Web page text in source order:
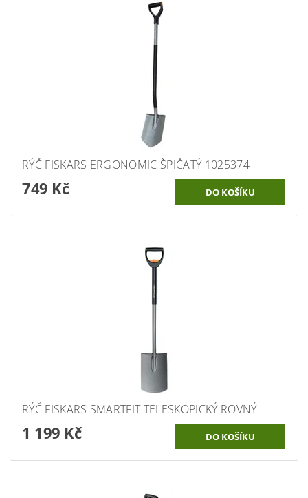
RÝČ FISKARS ERGONOMIC ŠPIČATÝ 1025374
749 Kč
RÝČ FISKARS SMARTFIT TELESKOPICKÝ ROVNÝ
1 199 Kč